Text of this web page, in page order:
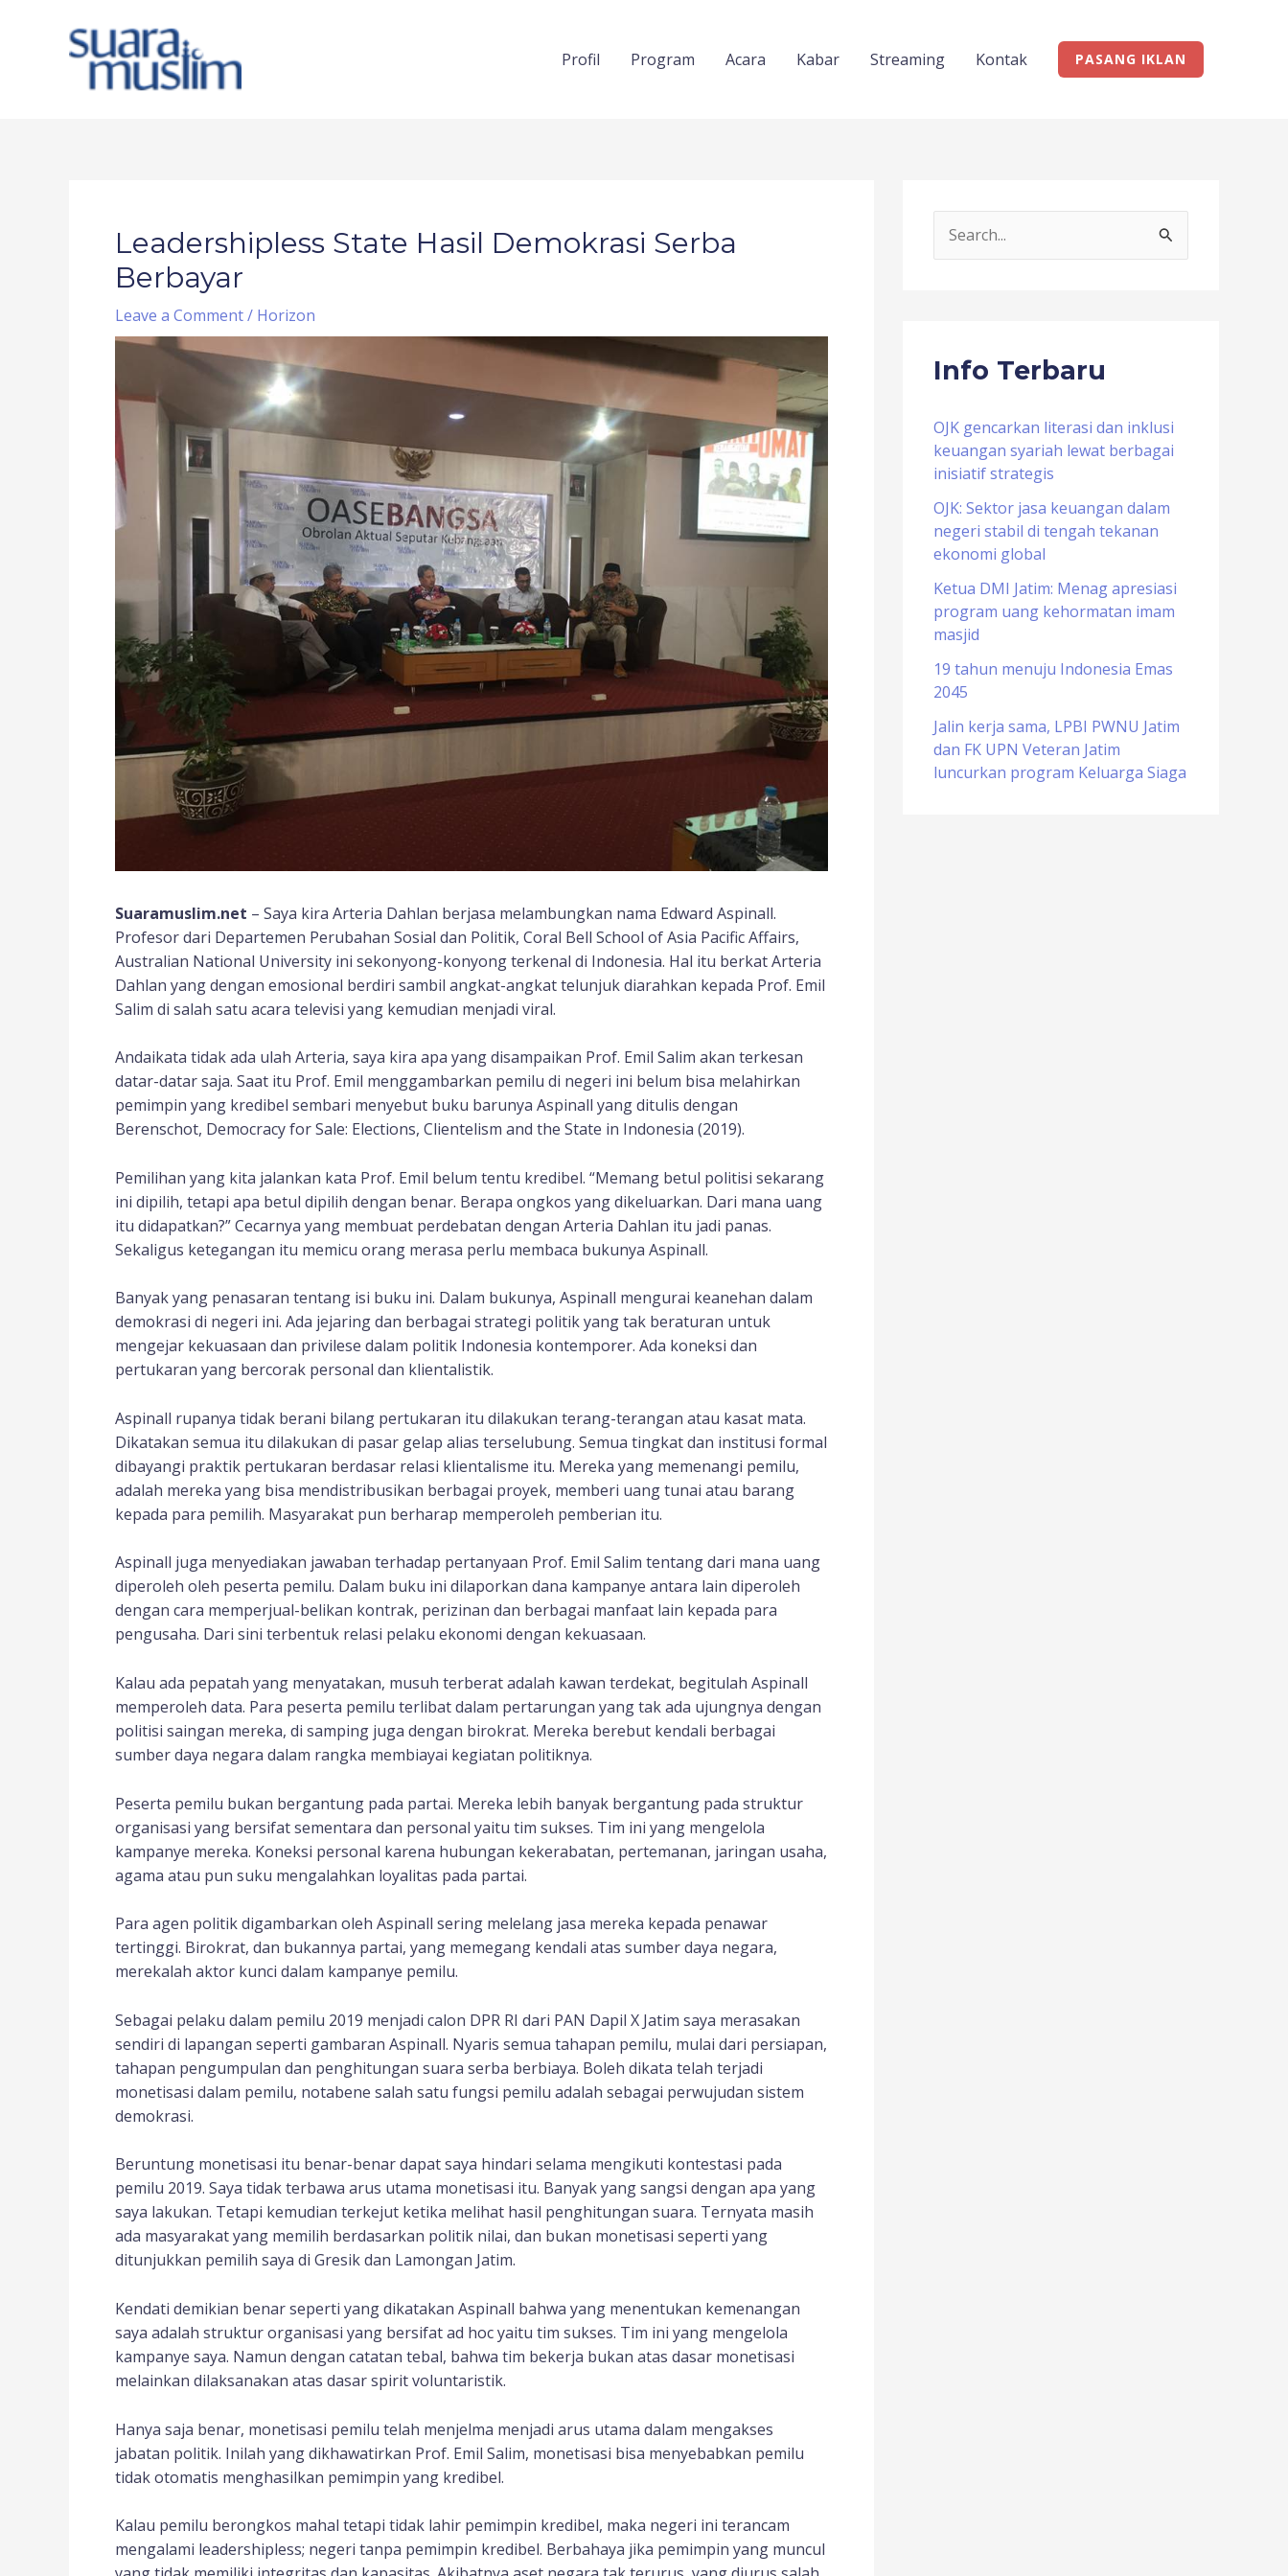
Profil Program Acara Kabar Streaming Kontak PASANG IKLAN
Leadershipless State Hasil Demokrasi Serba
Berbayar
Leave a Comment/ Horizon
Suaramuslim.net – Saya kira Arteria Dahlan berjasa melambungkan nama Edward Aspinall.
Profesor dari Departemen Perubahan Sosial dan Politik, Coral Bell School of Asia Pacific Affairs,
Australian National University ini sekonyong-konyong terkenal di Indonesia. Hal itu berkat Arteria
Dahlan yang dengan emosional berdiri sambil angkat-angkat telunjuk diarahkan kepada Prof. Emil
Salim di salah satu acara televisi yang kemudian menjadi viral.
Andaikata tidak ada ulah Arteria, saya kira apa yang disampaikan Prof. Emil Salim akan terkesan
datar-datar saja. Saat itu Prof. Emil menggambarkan pemilu di negeri ini belum bisa melahirkan
pemimpin yang kredibel sembari menyebut buku barunya Aspinall yang ditulis dengan
Berenschot, Democracy for Sale: Elections, Clientelism and the State in Indonesia (2019).
Pemilihan yang kita jalankan kata Prof. Emil belum tentu kredibel. “Memang betul politisi sekarang
ini dipilih, tetapi apa betul dipilih dengan benar. Berapa ongkos yang dikeluarkan. Dari mana uang
itu didapatkan?” Cecarnya yang membuat perdebatan dengan Arteria Dahlan itu jadi panas.
Sekaligus ketegangan itu memicu orang merasa perlu membaca bukunya Aspinall.
Banyak yang penasaran tentang isi buku ini. Dalam bukunya, Aspinall mengurai keanehan dalam
demokrasi di negeri ini. Ada jejaring dan berbagai strategi politik yang tak beraturan untuk
mengejar kekuasaan dan privilese dalam politik Indonesia kontemporer. Ada koneksi dan
pertukaran yang bercorak personal dan klientalistik.
Aspinall rupanya tidak berani bilang pertukaran itu dilakukan terang-terangan atau kasat mata.
Dikatakan semua itu dilakukan di pasar gelap alias terselubung. Semua tingkat dan institusi formal
dibayangi praktik pertukaran berdasar relasi klientalisme itu. Mereka yang memenangi pemilu,
adalah mereka yang bisa mendistribusikan berbagai proyek, memberi uang tunai atau barang
kepada para pemilih. Masyarakat pun berharap memperoleh pemberian itu.
Aspinall juga menyediakan jawaban terhadap pertanyaan Prof. Emil Salim tentang dari mana uang
diperoleh oleh peserta pemilu. Dalam buku ini dilaporkan dana kampanye antara lain diperoleh
dengan cara memperjual-belikan kontrak, perizinan dan berbagai manfaat lain kepada para
pengusaha. Dari sini terbentuk relasi pelaku ekonomi dengan kekuasaan.
Kalau ada pepatah yang menyatakan, musuh terberat adalah kawan terdekat, begitulah Aspinall
memperoleh data. Para peserta pemilu terlibat dalam pertarungan yang tak ada ujungnya dengan
politisi saingan mereka, di samping juga dengan birokrat. Mereka berebut kendali berbagai
sumber daya negara dalam rangka membiayai kegiatan politiknya.
Peserta pemilu bukan bergantung pada partai. Mereka lebih banyak bergantung pada struktur
organisasi yang bersifat sementara dan personal yaitu tim sukses. Tim ini yang mengelola
kampanye mereka. Koneksi personal karena hubungan kekerabatan, pertemanan, jaringan usaha,
agama atau pun suku mengalahkan loyalitas pada partai.
Para agen politik digambarkan oleh Aspinall sering melelang jasa mereka kepada penawar
tertinggi. Birokrat, dan bukannya partai, yang memegang kendali atas sumber daya negara,
merekalah aktor kunci dalam kampanye pemilu.
Sebagai pelaku dalam pemilu 2019 menjadi calon DPR RI dari PAN Dapil X Jatim saya merasakan
sendiri di lapangan seperti gambaran Aspinall. Nyaris semua tahapan pemilu, mulai dari persiapan,
tahapan pengumpulan dan penghitungan suara serba berbiaya. Boleh dikata telah terjadi
monetisasi dalam pemilu, notabene salah satu fungsi pemilu adalah sebagai perwujudan sistem
demokrasi.
Beruntung monetisasi itu benar-benar dapat saya hindari selama mengikuti kontestasi pada
pemilu 2019. Saya tidak terbawa arus utama monetisasi itu. Banyak yang sangsi dengan apa yang
saya lakukan. Tetapi kemudian terkejut ketika melihat hasil penghitungan suara. Ternyata masih
ada masyarakat yang memilih berdasarkan politik nilai, dan bukan monetisasi seperti yang
ditunjukkan pemilih saya di Gresik dan Lamongan Jatim.
Kendati demikian benar seperti yang dikatakan Aspinall bahwa yang menentukan kemenangan
saya adalah struktur organisasi yang bersifat ad hoc yaitu tim sukses. Tim ini yang mengelola
kampanye saya. Namun dengan catatan tebal, bahwa tim bekerja bukan atas dasar monetisasi
melainkan dilaksanakan atas dasar spirit voluntaristik.
Hanya saja benar, monetisasi pemilu telah menjelma menjadi arus utama dalam mengakses
jabatan politik. Inilah yang dikhawatirkan Prof. Emil Salim, monetisasi bisa menyebabkan pemilu
tidak otomatis menghasilkan pemimpin yang kredibel.
Kalau pemilu berongkos mahal tetapi tidak lahir pemimpin kredibel, maka negeri ini terancam
mengalami leadershipless; negeri tanpa pemimpin kredibel. Berbahaya jika pemimpin yang muncul
c
f
o
r
:
Info Terbaru
OJK gencarkan literasi dan inklusi
keuangan syariah lewat berbagai
inisiatif strategis
OJK: Sektor jasa keuangan dalam
negeri stabil di tengah tekanan
ekonomi global
Ketua DMI Jatim: Menag apresiasi
program uang kehormatan imam
masjid
19 tahun menuju Indonesia Emas
2045
Jalin kerja sama, LPBI PWNU Jatim
dan FK UPN Veteran Jatim
luncurkan program Keluarga Siaga